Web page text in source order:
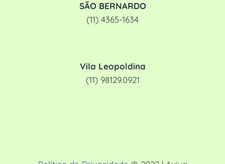
SÃO BERNARDO
(11) 4365-1634
Vila Leopoldina
(11) 98129.0921